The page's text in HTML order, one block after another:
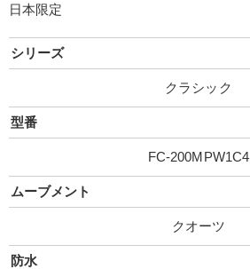
日本限定
シリーズ
クラシック
型番
FC-200MPW1C4
ムーブメント
クオーツ
防水